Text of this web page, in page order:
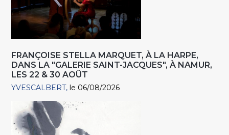
FRANÇOISE STELLA MARQUET, À LA HARPE,
DANS LA "GALERIE SAINT-JACQUES", À NAMUR,
LES 22 & 30 AOÛT
YVESCALBERT le 06/08/2026